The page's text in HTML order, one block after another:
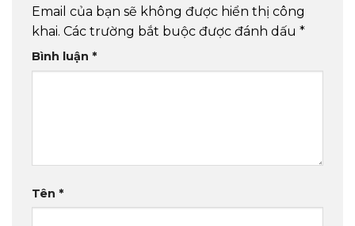
Email của bạn sẽ không được hiển thị công
khai. Các trường bắt buộc được đánh dấu *
Bình luận *
Tên *